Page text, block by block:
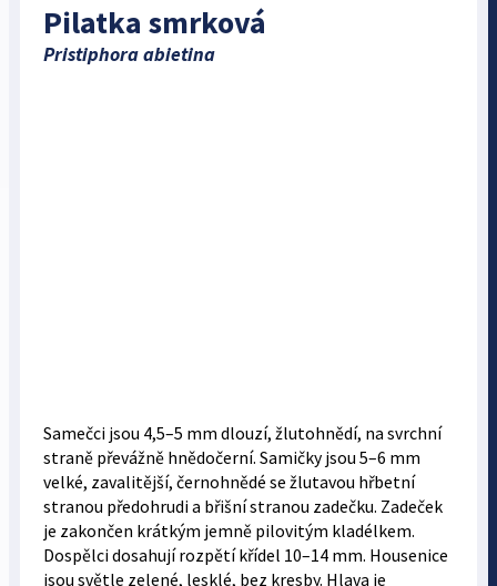
Pilatka smrková
Pristiphora abietina
Samečci jsou 4,5–5 mm dlouzí, žlutohnědí, na svrchní
straně převážně hnědočerní. Samičky jsou 5–6 mm
velké, zavalitější, černohnědé se žlutavou hřbetní
stranou předohrudi a břišní stranou zadečku. Zadeček
je zakončen krátkým jemně pilovitým kladélkem.
Dospělci dosahují rozpětí křídel 10–14 mm. Housenice
jsou světle zelené, lesklé, bez kresby. Hlava je